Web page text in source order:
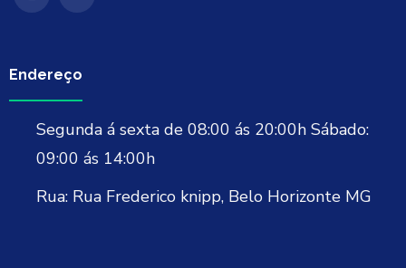
Endereço
Segunda á sexta de 08:00 ás 20:00h Sábado:
09:00 ás 14:00h
Rua: Rua Frederico knipp, Belo Horizonte MG